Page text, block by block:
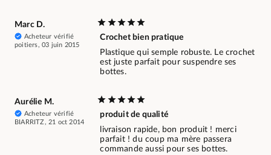
Marc D.
Acheteur vérifié
poitiers, 03 juin 2015
Crochet bien pratique
Plastique qui semple robuste. Le crochet
est juste parfait pour suspendre ses
bottes.
Aurélie M.
Acheteur vérifié
BIARRITZ, 21 oct 2014
produit de qualité
livraison rapide, bon produit ! merci
parfait ! du coup ma mère passera
commande aussi pour ses bottes.